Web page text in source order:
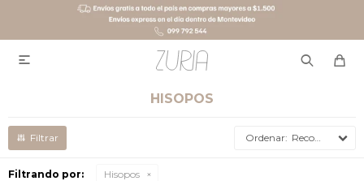

HISOPOS
Recomendados
Filtrando por: Hisopos